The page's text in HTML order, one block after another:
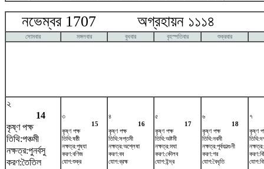
নভেম্বর 1707 অগ্রহায়ন ১১১৪
সোমবার মঙ্গলবার বুধবার বৃহস্পতিবার শুক্রবার
২
14
কৃষ্ণ পক্ষ
তিথি:পঞ্চমী
নক্ষত্র:পুনর্বসু
করণ:তৈতিল
৩
15
কৃষ্ণ পক্ষ
তিথি:ষষ্ঠী
নক্ষত্র:পুষ্যা
করণ:বণিজ
যোগ:শুক্র
৪
16
কৃষ্ণ পক্ষ
তিথি:সপ্তমী
নক্ষত্র:অশ্লেষা
করণ:বব
যোগ:ব্রহ্ম
৫
17
কৃষ্ণ পক্ষ
তিথি:অষ্টমী
নক্ষত্র:মঘা
করণ:কৌলব
যোগ:ইন্দ্র
৬
18
কৃষ্ণ পক্ষ
তিথি:নবমী
নক্ষত্র:পূর্বফাল্গুনী
করণ:গর
যোগ:বৈধৃতি
৭
কৃষ্ণ